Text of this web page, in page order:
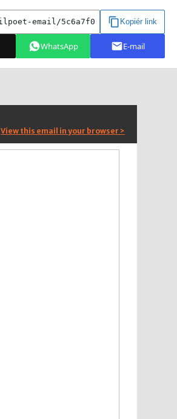
View this email in your browser >